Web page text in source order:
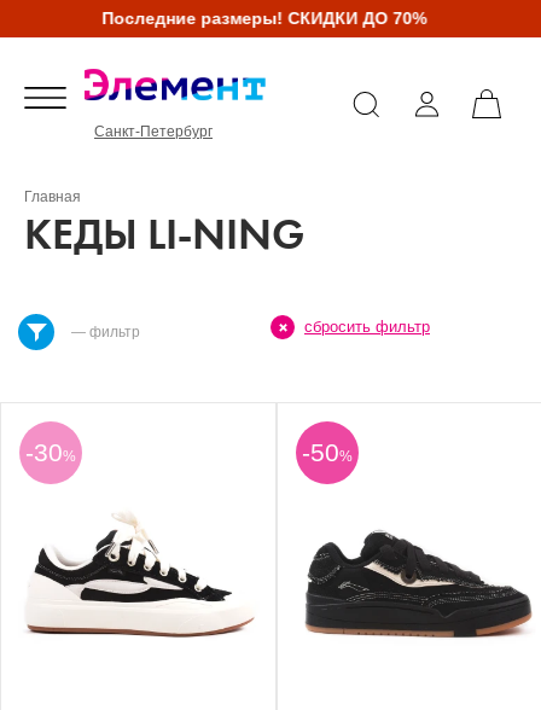
Последние размеры! СКИДКИ ДО 70%
Санкт-Петербург
Главная
КЕДЫ LI-NING
— фильтр сбросить фильтр
-30% -50%